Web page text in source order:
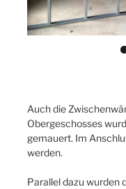
Auch die
Obergeschosses
gemauert. Im
werden.
Parallel dazu wurden